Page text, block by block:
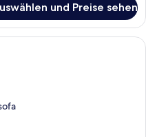
und Preise sehen
modernes Wohnzimmer mit